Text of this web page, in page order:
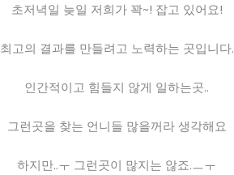
초저녁일 늦일 저희가 꽉~! 잡고 있어요!
최고의 결과를 만들려고 노력하는 곳입니다.
인간적이고 힘들지 않게 일하는곳..
그런곳을 찾는 언니들 많을꺼라 생각해요
하지만..ㅜ 그런곳이 많지는 않죠.ㅡㅜ